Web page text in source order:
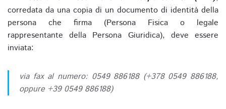
corredata da una copia di un documento di identità della
persona che firma (Persona Fisica o legale
rappresentante della Persona Giuridica), deve essere
inviata:
via fax al numero: 0549 886188 (+378 0549 886188,
oppure +39 0549 886188)